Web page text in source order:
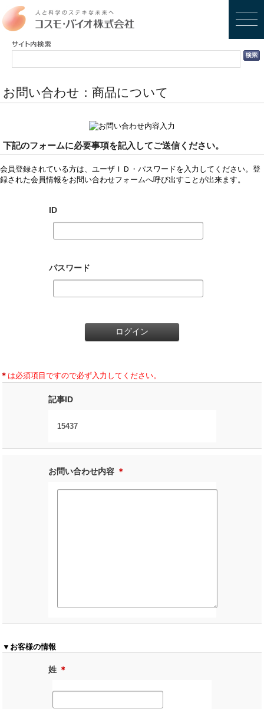
お問い合わせ：商品について
下記のフォームに必要事項を記入してご送信ください。
会員登録されている方は、ユーザＩＤ・パスワードを入力してください。登
録された会員情報をお問い合わせフォームへ呼び出すことが出来ます。
ID
パスワード
＊ は必須項目ですので必ず入力してください。
記事ID
15437
お問い合わせ内容 ＊
▼お客様の情報
姓 ＊